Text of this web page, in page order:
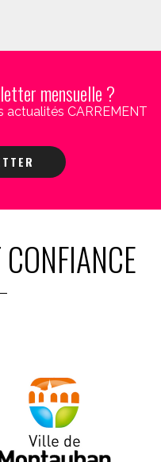
mensuelle ?
actualités CARREMENT